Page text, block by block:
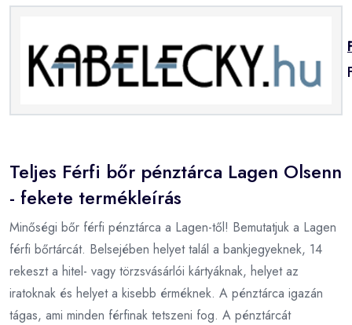
Teljes Férfi bőr pénztárca Lagen Olsenn
- fekete termékleírás
Minőségi bőr férfi pénztárca a Lagen-től! Bemutatjuk a Lagen
férfi bőrtárcát. Belsejében helyet talál a bankjegyeknek, 14
rekeszt a hitel- vagy törzsvásárlói kártyáknak, helyet az
iratoknak és helyet a kisebb érméknek. A pénztárca igazán
tágas, ami minden férfinak tetszeni fog. A pénztárcát